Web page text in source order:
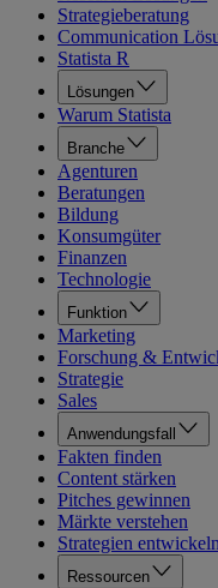
Strategieberatung
Communication
Statista R
Lösungen
Warum Statista
Branche
Agenturen
Beratungen
Bildung
Konsumgüter
Finanzen
Technologie
Funktion
Marketing
Forschung &
Strategie
Sales
Anwendungsfall
Fakten finden
Content stärken
Pitches gewinnen
Märkte verstehen
Strategien entwickeln
Ressourcen